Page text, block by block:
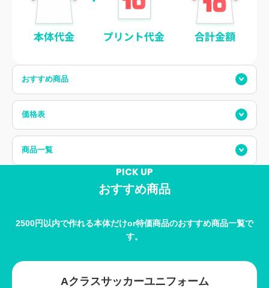
おすすめ商品
価格表
商品一覧
PICK UP
おすすめ商品
2500円以内で作れる本体だけor特価商品のおすすめ商品一覧で
す。
Aクラスサッカーユニフォーム